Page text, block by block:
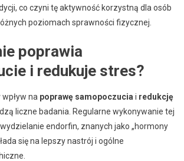
co czyni tę aktywność korzystną dla osób
poziomach sprawności fizycznej.
poprawia
i redukuje stres?
na poprawę samopoczucia i redukcję
liczne badania. Regularne wykonywanie tej
endorfin, znanych jako „hormony
się na lepszy nastrój i ogólne